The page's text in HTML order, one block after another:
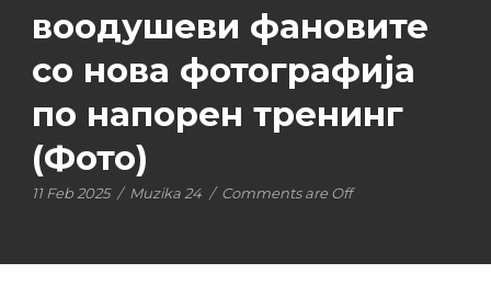
воодушеви фановите
со нова фотографија
по напорен тренинг
(Фото)
11 Feb 2025 / Muzika 24 / Comments are Off